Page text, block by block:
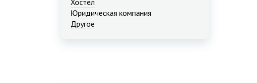
Хостел
Юридическая компания
Другое